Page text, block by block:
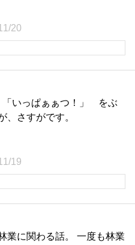
20
「いっぱぁぁつ！」 をぶ
、さすがです。
19
業に関わる話。 一度も林業